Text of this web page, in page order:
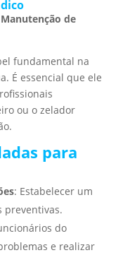
de
fundamental na
É essencial que ele
ou o zelador
para
: Estabelecer um
preventivas.
do
e realizar